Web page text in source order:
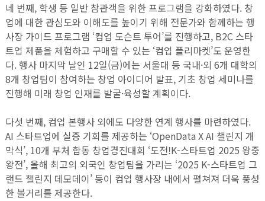
네 번째, 학생 등 일반 참관객을 위한 프로그램을 강화하였다. 창
업에 대한 관심도와 이해도를 높이기 위해 전문가와 함께하는 행
사장 가이드 프로그램 ‘컴업 도슨트 투어’를 진행하고, B2C 스타
트업 제품을 체험하고 구매할 수 있는 ‘컴업 플리마켓’도 운영한
다. 행사 마지막 날인 12일(금)에는 서울대 등 국내·외 6개 대학의
8개 창업팀이 참여하는 창업 아이디어 발표, 기초 창업 세미나를
진행해 미래 창업 인재를 발굴·육성할 계획이다.
다섯 번째, 컴업 본행사 외에도 다양한 연계 행사를 마련하였다.
AI 스타트업에 실증 기회를 제공하는 ‘OpenData X AI 챌린지 개
막식’, 10개 부처 합동 창업경진대회 ‘도전!K-스타트업 2025 왕중
왕전’, 올해 최고의 외국인 창업팀을 가리는 ‘2025 K-스타트업 그
랜드 챌린지 데모데이’ 등이 컴업 행사장 내에서 펼쳐져 더욱 풍성
한 볼거리를 제공한다.